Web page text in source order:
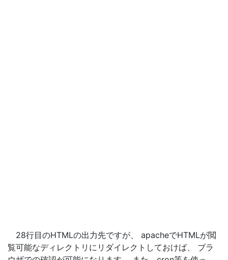
28行目のHTMLの出力先ですが、 apacheでHTMLが閲
覧可能なディレクトリにリダイレクトしておけば、 ブラ